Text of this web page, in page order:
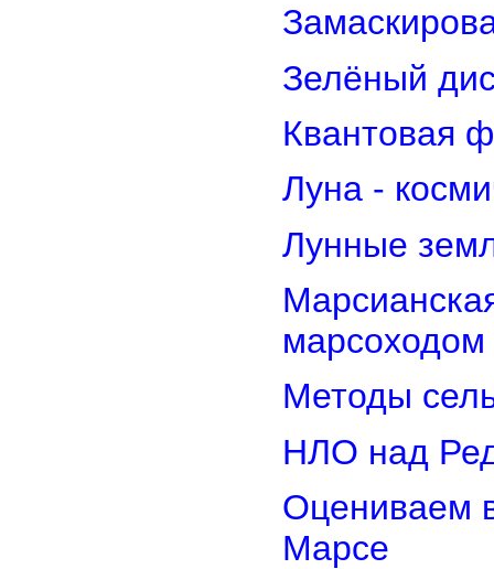
Зелёный
Квантовая
Луна -
Лунные
марсоходом
Методы
НЛО над
Оцениваем
Марсе